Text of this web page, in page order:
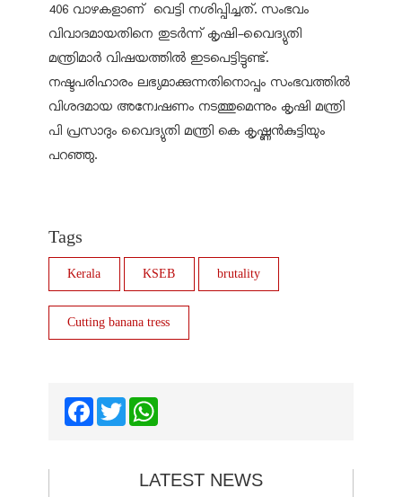
406 വാഴകളാണ് വെട്ടി നശിപ്പിച്ചത്. സംഭവം
വിവാദമായതിനെ തുടര്‍ന്ന് കൃഷി-വൈദ്യുതി
മന്ത്രിമാര്‍ വിഷയത്തില്‍ ഇടപെട്ടിട്ടുണ്ട്.
നഷ്ടപരിഹാരം ലഭ്യമാക്കുന്നതിനൊപ്പം സംഭവത്തില്‍
വിശദമായ അന്വേഷണം നടത്തുമെന്നും കൃഷി മന്ത്രി
പി പ്രസാദും വൈദ്യുതി മന്ത്രി കെ കൃഷ്ണന്‍കുട്ടിയും
പറഞ്ഞു.
Tags
Kerala KSEB brutality
Cutting banana tress
FacebookTwitter
LATEST NEWS